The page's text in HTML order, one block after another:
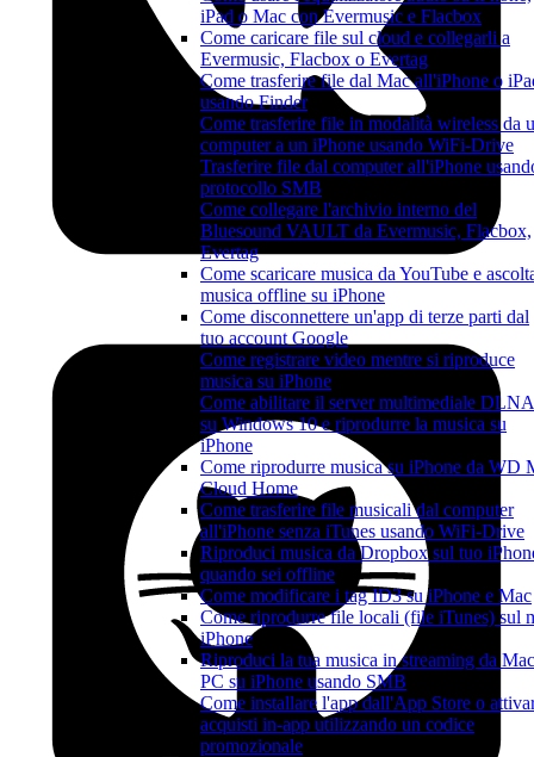
iPad o Mac con Evermusic e Flacbox
Come caricare file sul cloud e collegarli a
Evermusic, Flacbox o Evertag
Come trasferire file dal Mac all'iPhone o
usando Finder
Come trasferire file in modalità wireless da
computer a un iPhone usando WiFi-Drive
Trasferire file dal computer all'iPhone
protocollo SMB
Come collegare l'archivio interno del
Bluesound VAULT da Evermusic, Flacbox,
Evertag
Come scaricare musica da YouTube e
musica offline su iPhone
Come disconnettere un'app di terze parti dal
tuo account Google
Come registrare video mentre si riproduce
musica su iPhone
Come abilitare il server multimediale DLNA
su Windows 10 e riprodurre la musica su
iPhone
Come riprodurre musica su iPhone da WD
Cloud Home
Come trasferire file musicali dal computer
all'iPhone senza iTunes usando WiFi-Drive
Riproduci musica da Dropbox sul tuo
quando sei offline
Come modificare i tag ID3 su iPhone e Mac
Come riprodurre file locali (file iTunes) sul
iPhone
Riproduci la tua musica in streaming da
PC su iPhone usando SMB
Come installare l'app dall'App Store o
acquisti in-app utilizzando un codice
promozionale